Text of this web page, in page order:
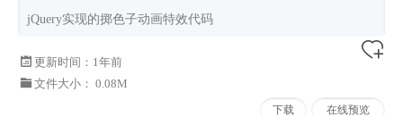
jQuery实现的掷色子动画特效代码
更新时间： 1年前
文件大小： 0.08M
下载 在线预览